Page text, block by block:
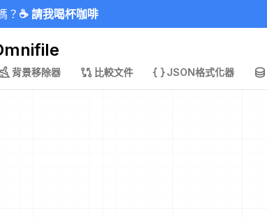
？ ☕ 請我喝杯咖啡
背景移除器 比較文件 JSON格式化器